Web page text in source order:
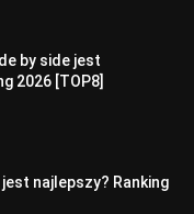
by side jest
2026 [TOP8]
najlepszy? Ranking